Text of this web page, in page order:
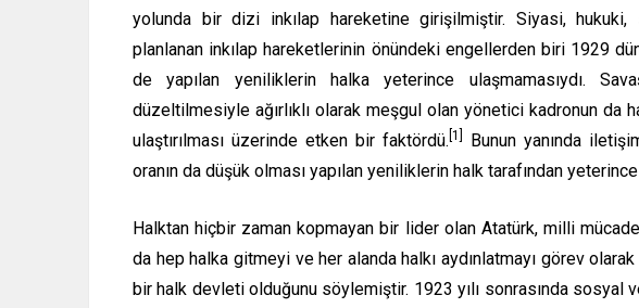
yolunda bir dizi inkılap hareketine girişilmiştir. Siyasi, hukuki,
planlanan inkılap hareketlerinin önündeki engellerden biri 1929
de yapılan yeniliklerin halka yeterince ulaşmamasıydı.
düzeltilmesiyle ağırlıklı olarak meşgul olan yönetici kadronun da
ulaştırılması üzerinde etken bir faktördü. [1]
Bunun yanında
oranın da düşük olması yapılan yeniliklerin halk tarafından
Halktan hiçbir zaman kopmayan bir lider olan Atatürk, milli
da hep halka gitmeyi ve her alanda halkı aydınlatmayı görev
bir halk devleti olduğunu söylemiştir. 1923 yılı sonrasında sosyal